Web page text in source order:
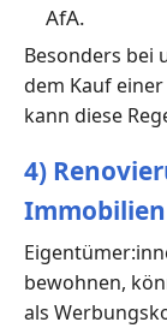
AfA.
Besonders bei
dem Kauf
kann diese
4)
Immobilien
bewohnen,
als